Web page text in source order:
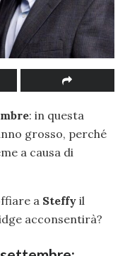
: in questa
grosso, perché
a causa di
a Steffy il
acconsentirà?